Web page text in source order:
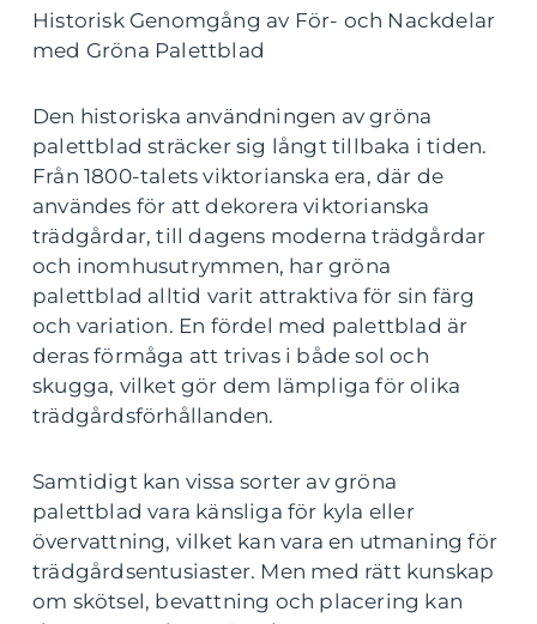
Historisk Genomgång av För- och Nackdelar
med Gröna Palettblad
Den historiska användningen av gröna
palettblad sträcker sig långt tillbaka i tiden.
Från 1800-talets viktorianska era, där de
användes för att dekorera viktorianska
trädgårdar, till dagens moderna trädgårdar
och inomhusutrymmen, har gröna
palettblad alltid varit attraktiva för sin färg
och variation. En fördel med palettblad är
deras förmåga att trivas i både sol och
skugga, vilket gör dem lämpliga för olika
trädgårdsförhållanden.
Samtidigt kan vissa sorter av gröna
palettblad vara känsliga för kyla eller
övervattning, vilket kan vara en utmaning för
trädgårdsentusiaster. Men med rätt kunskap
om skötsel, bevattning och placering kan